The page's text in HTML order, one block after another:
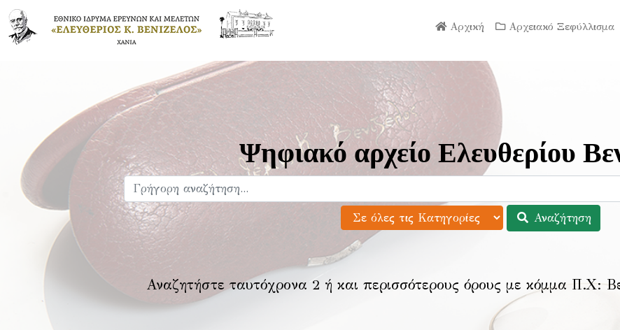
Αρχική Αρχειακό Ξεφύλλισμα
Ψηφιακό αρχείο Ελευθερίου
Αναζήτηση
Αναζητήστε ταυτόχρονα 2 ή και περισσότερους όρους με κόμμα Π.Χ: